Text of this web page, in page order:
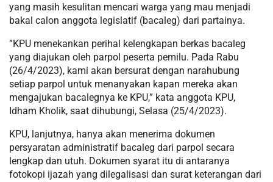
yang masih kesulitan mencari warga yang mau menjadi
bakal calon anggota legislatif (bacaleg) dari partainya.
”KPU menekankan perihal kelengkapan berkas bacaleg
yang diajukan oleh parpol peserta pemilu. Pada Rabu
(26/4/2023), kami akan bersurat dengan narahubung
setiap parpol untuk menanyakan kapan mereka akan
mengajukan bacalegnya ke KPU,” kata anggota KPU,
Idham Kholik, saat dihubungi, Selasa (25/4/2023).
KPU, lanjutnya, hanya akan menerima dokumen
persyaratan administratif bacaleg dari parpol secara
lengkap dan utuh. Dokumen syarat itu di antaranya
fotokopi ijazah yang dilegalisasi dan surat keterangan dari